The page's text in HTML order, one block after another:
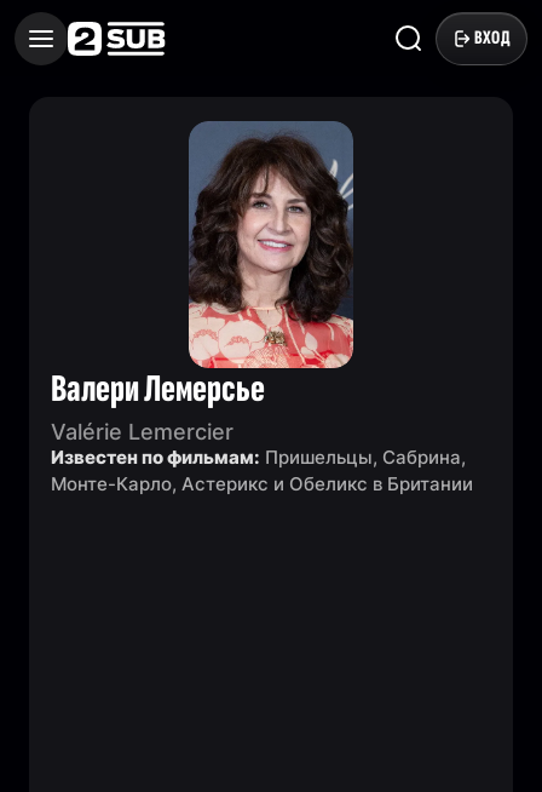
ВХОД
Валери Лемерсье
Valérie Lemercier
Известен по фильмам: Пришельцы, Сабрина,
Монте-Карло, Астерикс и Обеликс в Британии